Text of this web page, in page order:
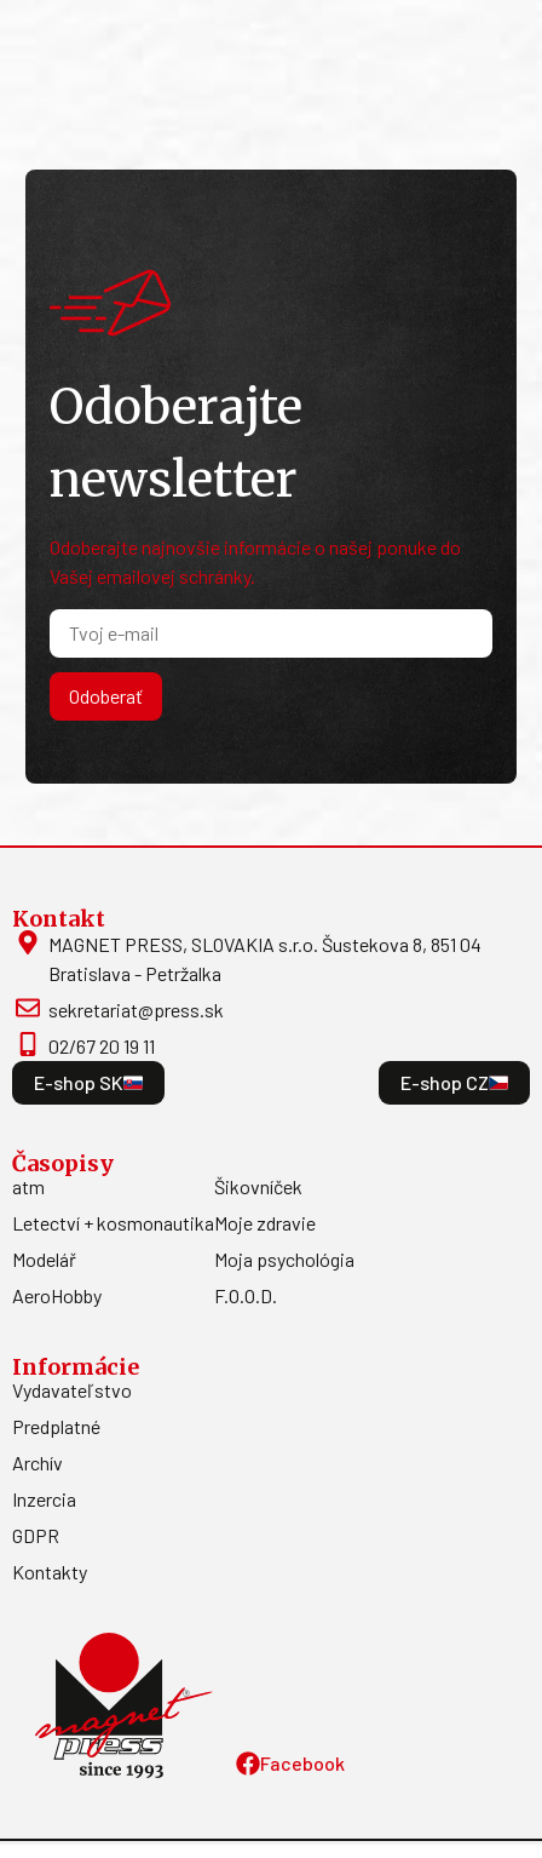
Odoberajte
newsletter
Odoberajte najnovšie informácie o našej ponuke do
Vašej emailovej schránky.
Odoberať
Facebook
Kontakt
MAGNET PRESS, SLOVAKIA s.r.o. Šustekova 8, 851 04
Bratislava - Petržalka
sekretariat@press.sk
02/67 20 19 11
E-shop SK
E-shop CZ
Časopisy
atm
Letectví + kosmonautika
Modelář
AeroHobby
Šikovníček
Moje zdravie
Moja psychológia
F.O.O.D.
Informácie
Vydavateľstvo
Predplatné
Archív
Inzercia
GDPR
Kontakty